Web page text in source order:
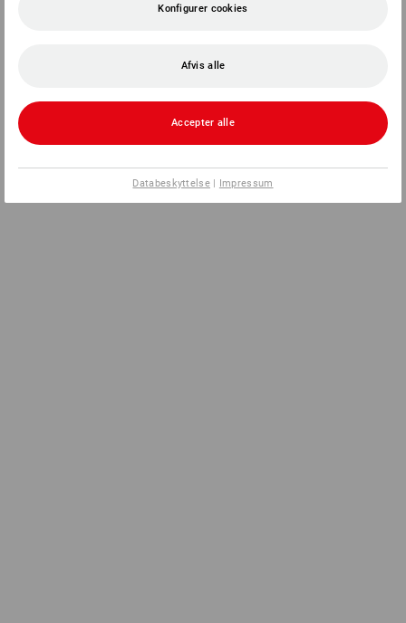
Konfigurer cookies
Afvis alle
Accepter alle
Databeskyttelse| Impressum